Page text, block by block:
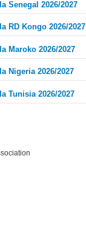
Senegal 2026/2027
RD Kongo 2026/2027
Maroko 2026/2027
Nigeria 2026/2027
Tunisia 2026/2027